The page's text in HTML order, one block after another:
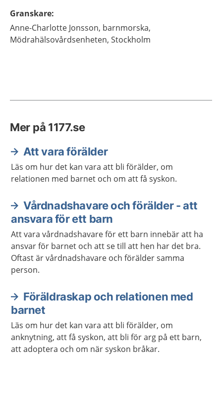
Granskare:
Anne-Charlotte Jonsson, barnmorska,
Mödrahälsovårdsenheten, Stockholm
Mer på 1177.se
Att vara förälder
Läs om hur det kan vara att bli förälder, om
relationen med barnet och om att få syskon.
Vårdnadshavare och förälder - att
ansvara för ett barn
Att vara vårdnadshavare för ett barn innebär att ha
ansvar för barnet och att se till att hen har det bra.
Oftast är vårdnadshavare och förälder samma
person.
Föräldraskap och relationen med
barnet
Läs om hur det kan vara att bli förälder, om
anknytning, att få syskon, att bli för arg på ett barn,
att adoptera och om när syskon bråkar.